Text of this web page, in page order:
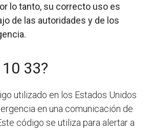
lo tanto, su correcto uso es
de las autoridades y de los
33?
utilizado en los Estados Unidos
en una comunicación de
código se utiliza para alertar a